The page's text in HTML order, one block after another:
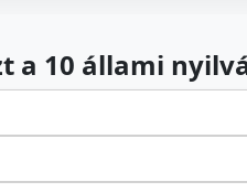
a 10 állami